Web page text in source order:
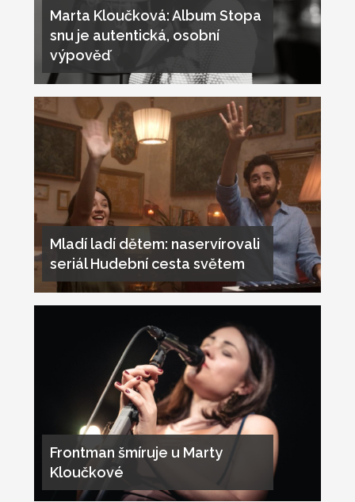
Marta Kloučková: Album Stopa
snu je autentická, osobní
výpověď
Mladí ladí dětem: naservírovali
seriál Hudební cesta světem
Frontman šmíruje u Marty
Kloučkové